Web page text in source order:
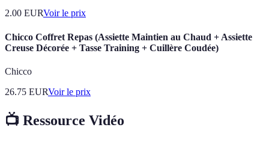
2.00 EURVoir le prix
Chicco Coffret Repas (Assiette Maintien au Chaud + Assiette
Creuse Décorée + Tasse Training + Cuillère Coudée)
Chicco
26.75 EURVoir le prix
📺 Ressource Vidéo